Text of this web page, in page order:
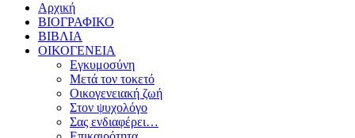
Αρχική
ΒΙΟΓΡΑΦΙΚΟ
ΒΙΒΛΙΑ
ΟΙΚΟΓΕΝΕΙΑ
Εγκυμοσύνη
Μετά τον τοκετό
Οικογενειακή ζωή
Στον ψυχολόγο
Σας ενδιαφέρει…